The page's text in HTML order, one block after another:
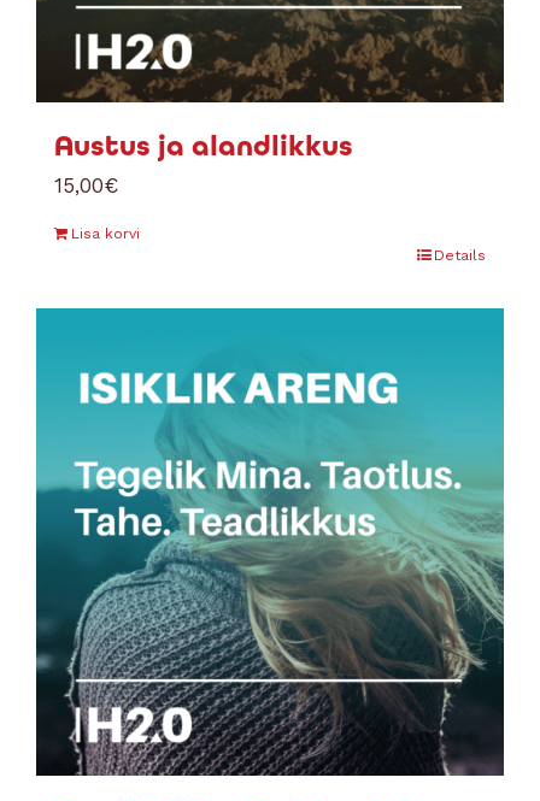
Austus ja alandlikkus
15,00€
Lisa korvi
Details